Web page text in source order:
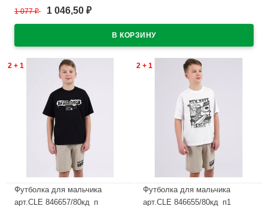
В наличии
1 077₽ 1 046,50 ₽
2 + 1
Футболка для мальчика
арт.CLE 846657/80кд_п
2 + 1
Футболка для мальчика
арт.CLE 846655/80кд_п1